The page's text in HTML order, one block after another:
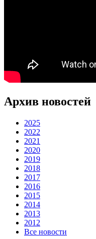
Архив новостей
2025
2022
2021
2020
2019
2018
2017
2016
2015
2014
2013
2012
Все новости